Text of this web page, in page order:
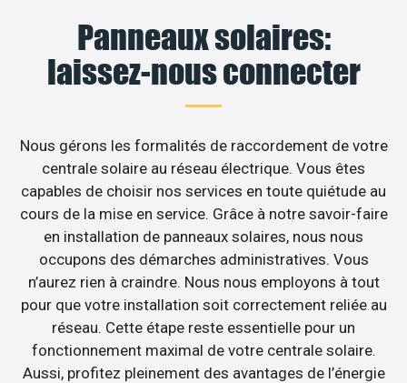
Panneaux solaires:
laissez-nous connecter
Nous gérons les formalités de raccordement de votre
centrale solaire au réseau électrique. Vous êtes
capables de choisir nos services en toute quiétude au
cours de la mise en service. Grâce à notre savoir-faire
en installation de panneaux solaires, nous nous
occupons des démarches administratives. Vous
n’aurez rien à craindre. Nous nous employons à tout
pour que votre installation soit correctement reliée au
réseau. Cette étape reste essentielle pour un
fonctionnement maximal de votre centrale solaire.
Aussi, profitez pleinement des avantages de l’énergie